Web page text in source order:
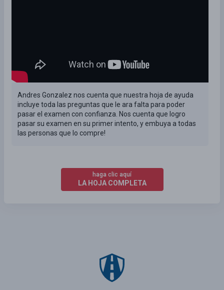
Andres Gonzalez nos cuenta que nuestra hoja de ayuda
incluye toda las preguntas que le ara falta para poder
pasar el examen con confianza. Nos cuenta que logro
pasar su examen en su primer intento, y embuya a todas
las personas que lo compre!
haga clic aquí
LA HOJA COMPLETA